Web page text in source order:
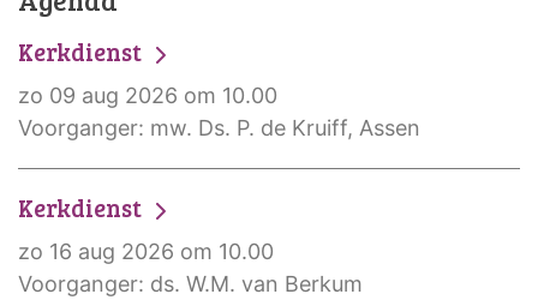
Kerkdienst
zo 09 aug 2026 om 10.00
Voorganger: mw. Ds. P. de Kruiff, Assen
Kerkdienst
zo 16 aug 2026 om 10.00
Voorganger: ds. W.M. van Berkum